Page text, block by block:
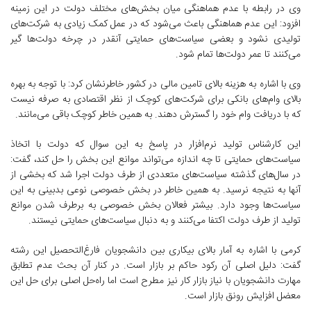
وی در رابطه با عدم هماهنگی میان بخش‌های مختلف دولت در این زمینه
افزود: این عدم هماهنگی باعث می‌شود که در عمل کمک زیادی به شرکت‌های
تولیدی نشود و بعضی سیاست‌های حمایتی آنقدر در چرخه دولت‌ها گیر
می‌کنند تا عمر دولت‌ها تمام شود.
وی با اشاره به هزینه بالای تامین مالی در کشور خاطرنشان کرد: با توجه به بهره
بالای وام‌های بانکی برای شرکت‌های کوچک از نظر اقتصادی به صرفه نیست
که با دریافت وام خود را گسترش دهند. به همین خاطر کوچک باقی می‌مانند.
این کارشناس تولید نرم‌افزار در پاسخ به این سوال که دولت با اتخاذ
سیاست‌های حمایتی تا چه اندازه می‌تواند موانع این بخش را حل کند، گفت:
در سال‌های گذشته سیاست‌های متعددی از طرف دولت اجرا شد که بخشی از
آنها به نتیجه نرسید. به همین خاطر در بخش خصوصی نوعی بدبینی به این
سیاست‌ها وجود دارد. بیشتر فعالان بخش خصوصی به برطرف شدن موانع
تولید از طرف دولت اکتفا می‌کنند و به دنبال سیاست‌های حمایتی نیستند.
کرمی با اشاره به آمار بالای بیکاری بین دانشجویان فارغ‌التحصیل این رشته
گفت: دلیل اصلی آن رکود حاکم بر بازار است. در کنار آن بحث عدم تطابق
مهارت دانشجویان با نیاز بازار کار نیز مطرح است اما راه‌حل اصلی برای حل این
معضل افزایش رونق بازار است.